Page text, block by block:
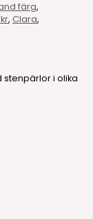
färg,
, Clara,
stenpärlor i olika